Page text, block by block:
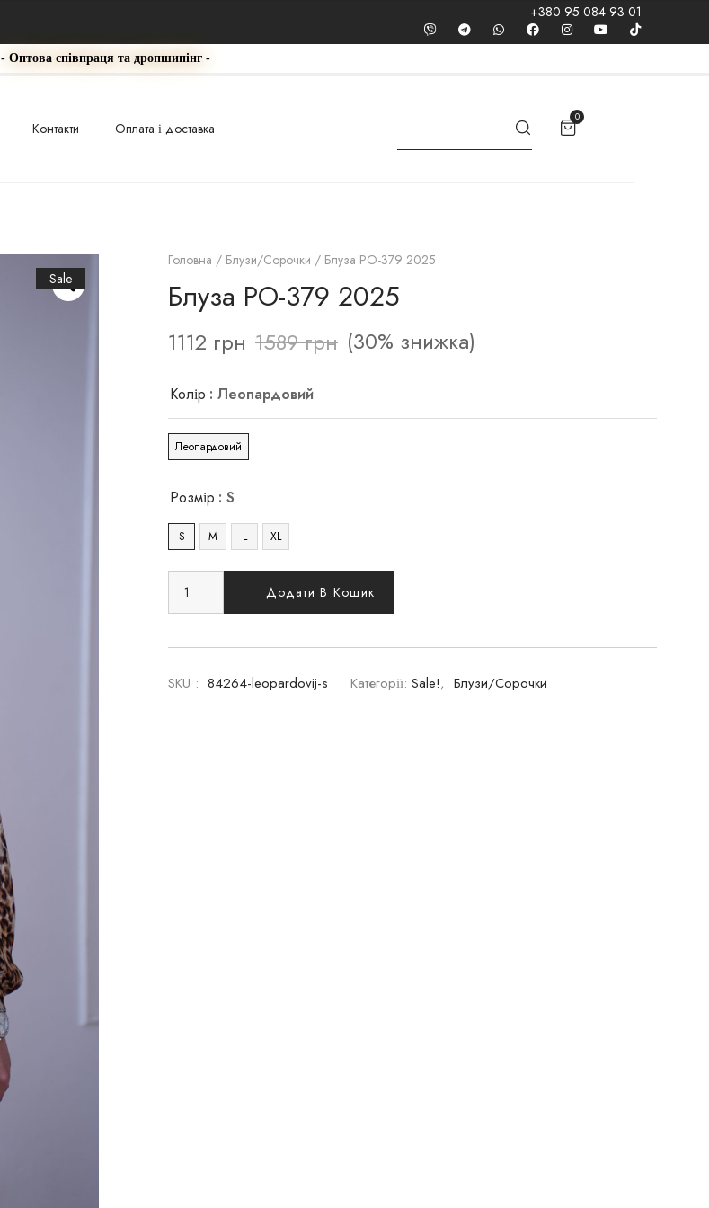
+380 95 084 93 01
- Оптова співпраця та дропшипінг -
Контакти Оплата і доставка
0
Sale
Головна / Блузи/Сорочки / Блуза РО-379 2025
Блуза РО-379 2025
1112 грн 1589грн (30% знижка)
Колір : Леопардовий
Леопардовий
Розмір : S
S M L XL
Додати В Кошик
SKU : 84264-leopardovij-s Категорії: Sale!, Блузи/Сорочки